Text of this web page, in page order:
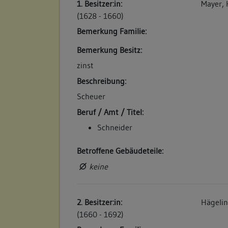
6. Bauphase:
(1875)
Die Scheuer wird an den Kaufmann
westlich (3 qm), in der Vorstadt, neben
Fauth". (a)
Betroffene Gebäudeteile:
keine
7. Bauphase:
Betroffene Gebäudeteile:
1. Besitzer:in:
(1628 - 1660)
Mayer,
Bemerkung Familie:
Bemerkung Besitz:
zinst
Beschreibung:
Scheuer
Beruf / Amt / Titel:
Schneider
Betroffene Gebäudeteile:
keine
2. Besitzer:in:
(1660 - 1692)